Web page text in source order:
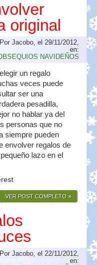
original
Por Jacobo, el 29/11/2012,
en:
NAVIDEÑOS
un regalo
veces puede
ser una
pesadilla,
no hablar ya del
personas que no
siempre pueden
envolver regalos de
lazo en el
VER POST COMPLETO »
Por Jacobo, el 22/11/2012,
en: